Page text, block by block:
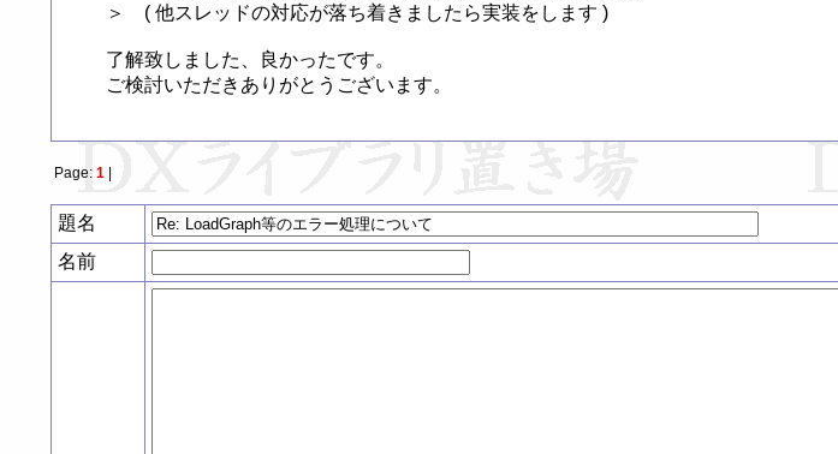
＞　( 他スレッドの対応が落ち着きましたら実装をします )
了解致しました、良かったです。
ご検討いただきありがとうございます。
Page: 1|
題名
名前